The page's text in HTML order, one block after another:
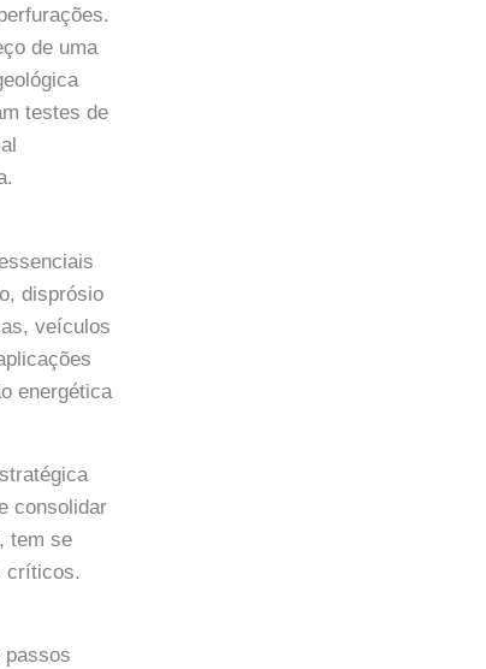
de uma
testes de
disprósio
veículos
energética
consolidar
tem se
críticos.
passos